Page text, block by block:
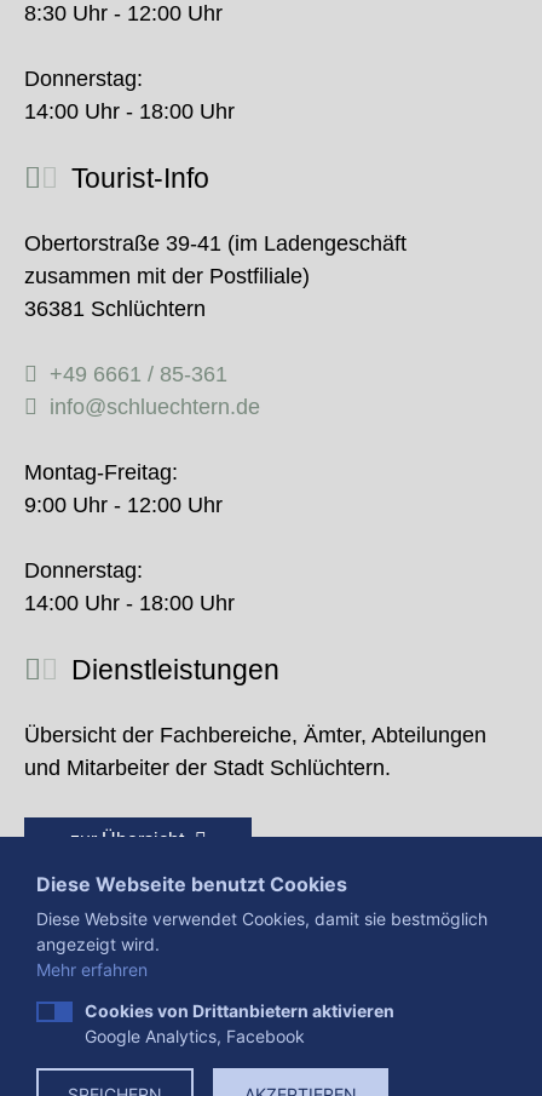
8:30 Uhr - 12:00 Uhr
Donnerstag:
14:00 Uhr - 18:00 Uhr
Tourist-Info
Obertorstraße 39-41 (im Ladengeschäft
zusammen mit der Postfiliale)
36381 Schlüchtern
+49 6661 / 85-361
info@schluechtern.de
Montag-Freitag:
9:00 Uhr - 12:00 Uhr
Donnerstag:
14:00 Uhr - 18:00 Uhr
Dienstleistungen
Übersicht der Fachbereiche, Ämter, Abteilungen
und Mitarbeiter der Stadt Schlüchtern.
zur Übersicht
Presse Impressum Datenschutzerklärung
Diese Webseite benutzt Cookies
Diese Website verwendet Cookies, damit sie bestmöglich
angezeigt wird.
Mehr erfahren
Cookies von Drittanbietern aktivieren
Google Analytics, Facebook